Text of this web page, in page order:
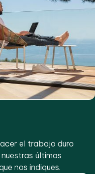
el trabajo duro
últimas
nos indiques.